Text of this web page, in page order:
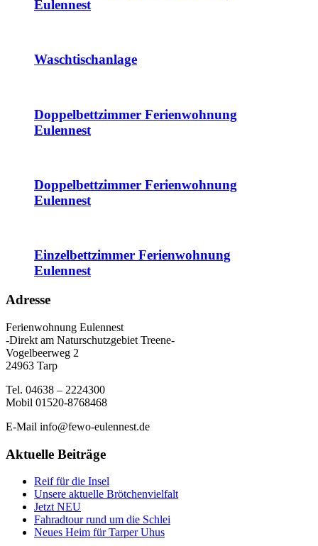
Eulennest
Waschtischanlage
Doppelbettzimmer Ferienwohnung
Eulennest
Doppelbettzimmer Ferienwohnung
Eulennest
Einzelbettzimmer Ferienwohnung
Eulennest
Adresse
Ferienwohnung Eulennest
-Direkt am Naturschutzgebiet Treene-
Vogelbeerweg 2
24963 Tarp
Tel. 04638 – 2224300
Mobil 01520-8768468
E-Mail info@fewo-eulennest.de
Aktuelle Beiträge
Reif für die Insel
Unsere aktuelle Brötchenvielfalt
Jetzt NEU
Fahradtour rund um die Schlei
Neues Heim für Tarper Uhus